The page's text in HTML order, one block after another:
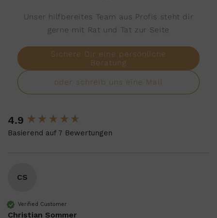
Unser hilfbereites Team aus Profis steht dir
gerne mit Rat und Tat zur Seite
Sichere Dir eine persönliche
Beratung
oder schreib uns eine Mail
4.9
Basierend auf 7 Bewertungen
CS
Verified Customer
Christian Sommer
New content loaded